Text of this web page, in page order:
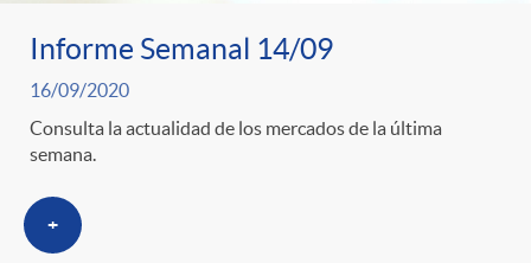
Informe Semanal 14/09
16/09/2020
Consulta la actualidad de los mercados de la última
semana.
+